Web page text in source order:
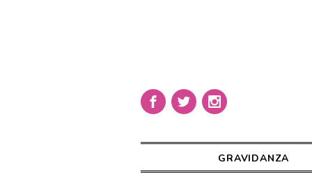
GRAVIDANZA